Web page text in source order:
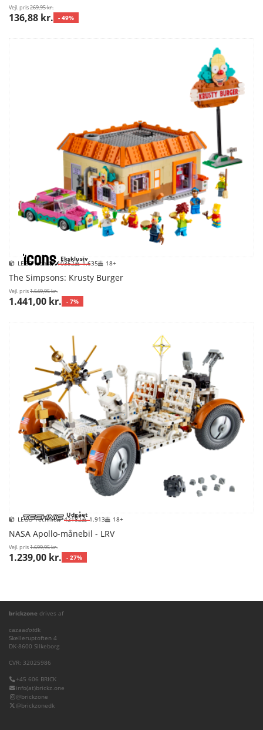
Vejl. pris269,95 kr.
136,88 kr. - 49%
Eksklusiv
LEGO Icons 10352 1.635 18+
The Simpsons: Krusty Burger
Vejl. pris1.549,95 kr.
1.441,00 kr. - 7%
Udgået
LEGO Technic 42182 1.913 18+
NASA Apollo-månebil - LRV
Vejl. pris1.699,95 kr.
1.239,00 kr. - 27%
brickzone drives af
cazaadotdk
Skelleruptoften 4
DK-8600 Silkeborg
CVR: 32025986
+45 606 BRICK
info(at)brickz.one
@brickzone
@brickzonedk